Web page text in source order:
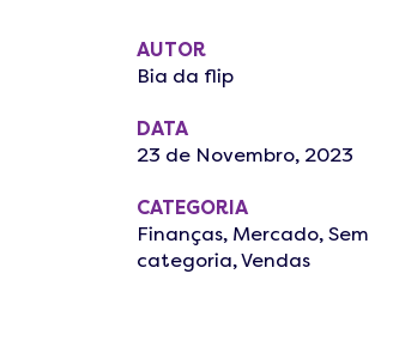
AUTOR
Bia da flip
DATA
23 de Novembro, 2023
CATEGORIA
Finanças, Mercado, Sem
categoria,Vendas